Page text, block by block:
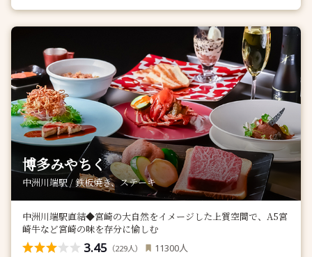
博多みやちく
中洲川端駅 / 鉄板焼き、ステーキ
中洲川端駅直結◆宮崎の大自然をイメージした上質空間で、A5宮
崎牛など宮崎の味を存分に愉しむ
3.45 （229人） 11300人